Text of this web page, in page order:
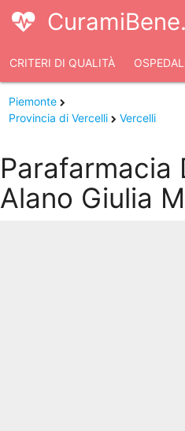
CRITERI DI QUALITÀ
Piemonte
Provincia di Vercelli
Vercelli
Parafarmacia
Alano Giulia